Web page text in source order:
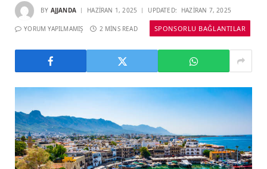
BY AJJANDA HAZIRAN 1, 2025 UPDATED: HAZIRAN 7, 2025
YORUM YAPILMAMIŞ 2 MINS READ SPONSORLU BAĞLANTILAR